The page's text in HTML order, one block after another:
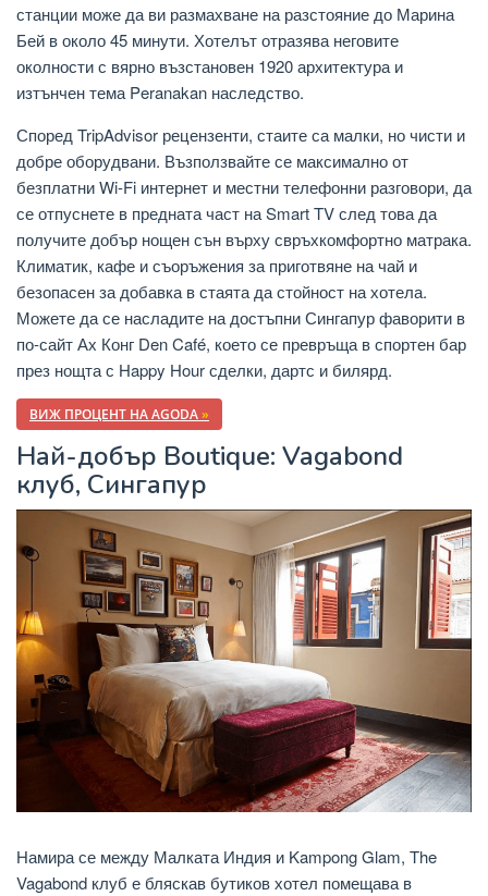
станции може да ви размахване на разстояние до Марина
Бей в около 45 минути. Хотелът отразява неговите
околности с вярно възстановен 1920 архитектура и
изтънчен тема Peranakan наследство.
Според TripAdvisor рецензенти, стаите са малки, но чисти и
добре оборудвани. Възползвайте се максимално от
безплатни Wi-Fi интернет и местни телефонни разговори, да
се отпуснете в предната част на Smart TV след това да
получите добър нощен сън върху свръхкомфортно матрака.
Климатик, кафе и съоръжения за приготвяне на чай и
безопасен за добавка в стаята да стойност на хотела.
Можете да се насладите на достъпни Сингапур фаворити в
по-сайт Ах Конг Den Café, което се превръща в спортен бар
през нощта с Happy Hour сделки, дартс и билярд.
ВИЖ ПРОЦЕНТ НА AGODA»
Най-добър Boutique: Vagabond
клуб, Сингапур
Намира се между Малката Индия и Kampong Glam, The
Vagabond клуб е бляскав бутиков хотел помещава в